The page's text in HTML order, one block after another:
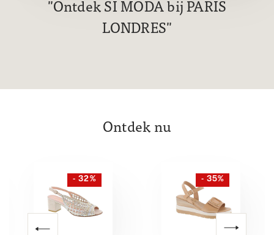
Ontdek SI MODA bij PARIS
LONDRES
Ontdek nu
- 32% - 35%